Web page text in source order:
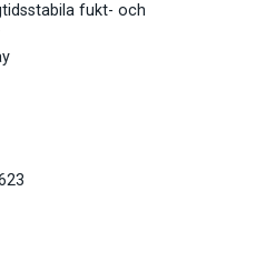
fukt- och